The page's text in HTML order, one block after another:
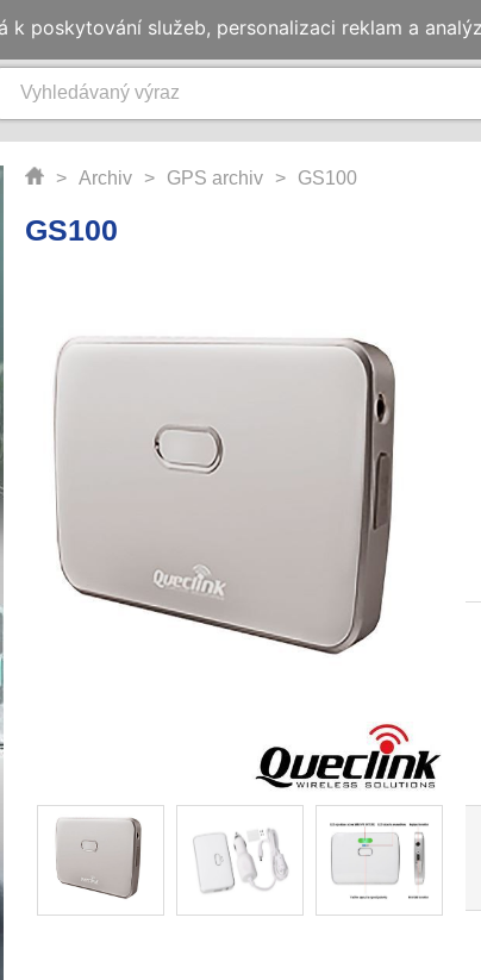
> Archiv > GPS archiv > GS100
GS100
k poskytování služeb, personalizaci reklam a